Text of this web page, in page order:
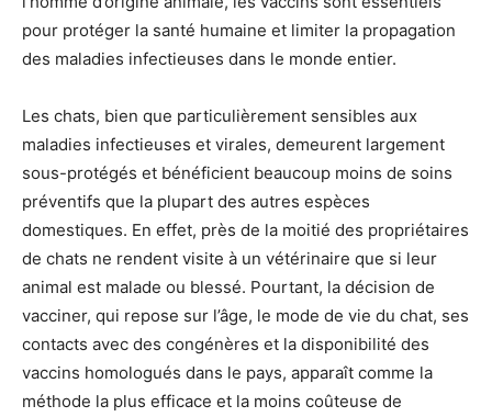
pour protéger la santé humaine et limiter la propagation
des maladies infectieuses dans le monde entier.
Les chats, bien que particulièrement sensibles aux
maladies infectieuses et virales, demeurent largement
sous-protégés et bénéficient beaucoup moins de soins
préventifs que la plupart des autres espèces
domestiques. En effet, près de la moitié des propriétaires
de chats ne rendent visite à un vétérinaire que si leur
animal est malade ou blessé. Pourtant, la décision de
vacciner, qui repose sur l’âge, le mode de vie du chat, ses
contacts avec des congénères et la disponibilité des
vaccins homologués dans le pays, apparaît comme la
méthode la plus efficace et la moins coûteuse de